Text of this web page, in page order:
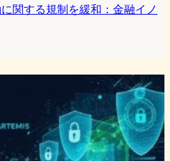
関する規制を緩和：金融イノ